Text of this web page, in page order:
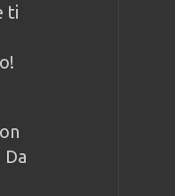
ti